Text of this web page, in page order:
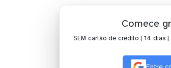
Comece
SEM cartão de crédito | 14 dias